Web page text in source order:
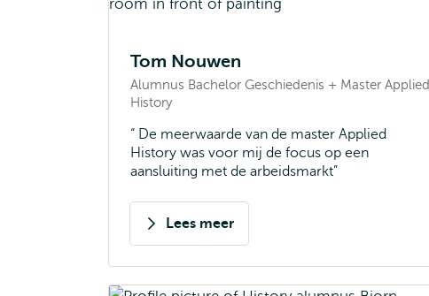
Tom Nouwen
Alumnus Bachelor Geschiedenis + Master Applied
History
De meerwaarde van de master Applied
History was voor mij de focus op een
aansluiting met de arbeidsmarkt
Lees meer
over
Tom
Nouwen